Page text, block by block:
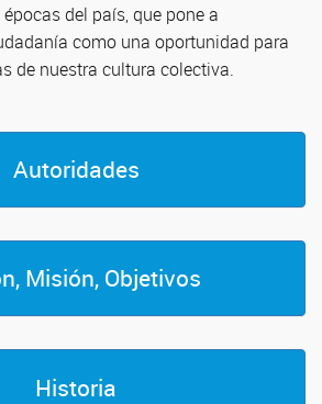
del país, que pone a
como una oportunidad para
de nuestra cultura colectiva.
Autoridades
Misión, Objetivos
Historia